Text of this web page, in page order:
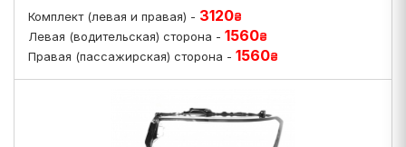
Комплект (левая и правая) - 3120₴
Левая (водительская) сторона - 1560₴
Правая (пассажирская) сторона - 1560₴